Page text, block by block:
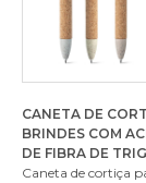
CANETA DE
BRINDES COM
DE FIBRA DE
Caneta de cortiça